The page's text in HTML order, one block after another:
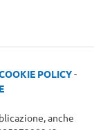
POLICY-
anche